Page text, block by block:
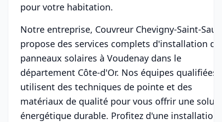
pour votre habitation.
Notre entreprise, Couvreur Chevigny-Saint-
propose des services complets d'installation de
panneaux solaires à Voudenay dans le
département Côte-d'Or. Nos équipes qualifiées
utilisent des techniques de pointe et des
matériaux de qualité pour vous offrir une
énergétique durable. Profitez d'une installation